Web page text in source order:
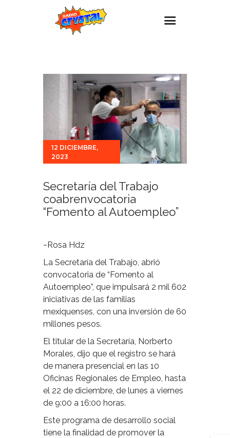
Estaciones
Eventos
Promociones
Noticias
Para ti
12 DICIEMBRE,
2023
Secretaría del Trabajo
coabrenvocatoria
“Fomento al Autoempleo”
~Rosa Hdz
La Secretaría del Trabajo, abrió
convocatoria de “Fomento al
Autoempleo”, que impulsará 2 mil 602
iniciativas de las familias
mexiquenses, con una inversión de 60
millones pesos.
El titular de la Secretaría, Norberto
Morales, dijo que el registro se hará
de manera presencial en las 10
Oficinas Regionales de Empleo, hasta
el 22 de diciembre, de lunes a viernes
de 9:00 a 16:00 horas.
Este programa de desarrollo social
tiene la finalidad de promover la